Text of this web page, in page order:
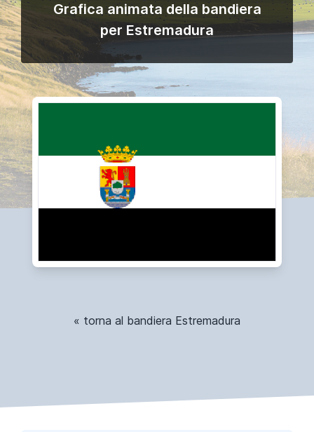
Grafica animata della bandiera
per Estremadura
« torna al bandiera Estremadura